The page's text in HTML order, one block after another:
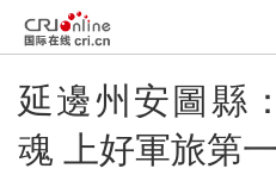
延邊州安圖縣
魂 上好軍旅第